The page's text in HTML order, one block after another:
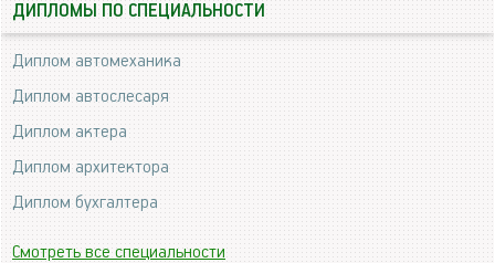
ДИПЛОМЫ ПО СПЕЦИАЛЬНОСТИ
Диплом автомеханика
Диплом автослесаря
Диплом актера
Диплом архитектора
Диплом бухгалтера
Смотреть все специальности